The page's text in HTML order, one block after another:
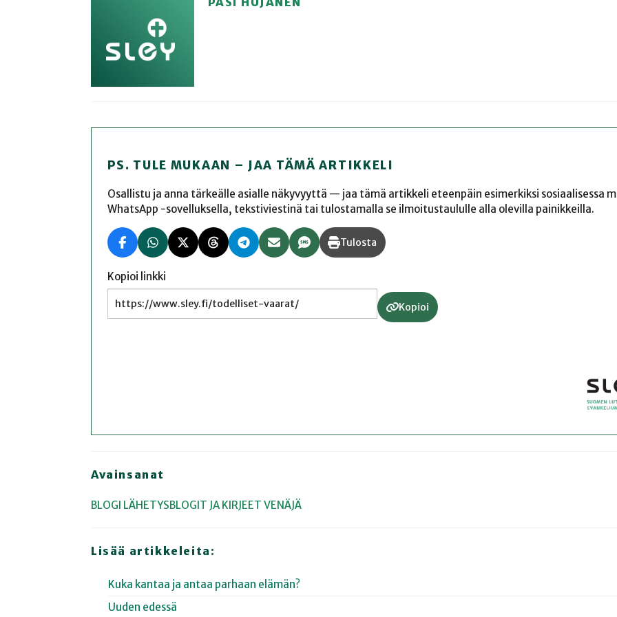
PS. TULE MUKAAN – JAA TÄMÄ ARTIKKELI
Osallistu ja anna tärkeälle asialle näkyvyyttä — jaa tämä artikkeli eteenpäin esimerkiksi sosiaalisessa
WhatsApp -sovelluksella, tekstiviestinä tai tulostamalla se ilmoitustaululle alla olevilla painikkeilla.
Tulosta
Kopioi linkki
Kopioi
Avainsanat
BLOGI LÄHETYSBLOGIT JA KIRJEET VENÄJÄ
Lisää artikkeleita:
Kuka kantaa ja antaa parhaan elämän?
Uuden edessä